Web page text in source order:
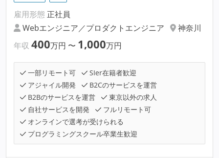
雇用形態 正社員
Webエンジニア／プロダクトエンジニア
神奈川
年収 400万円 〜 1,000万円
一部リモート可
SIer在籍者歓迎
アジャイル開発
B2Cのサービスを運営
B2Bのサービスを運営
東京以外の求人
自社サービスを開発
フルリモート可
オンラインで選考が受けられる
プログラミングスクール卒業生歓迎